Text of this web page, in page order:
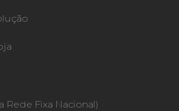
Rede Fixa Nacional)